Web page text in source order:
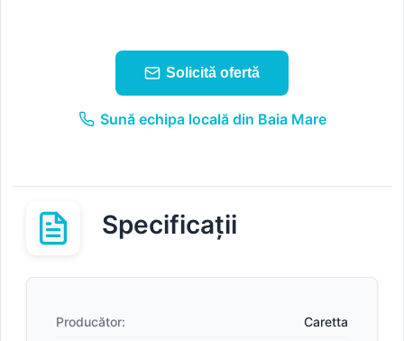
Solicită ofertă
Sună echipa locală din Baia Mare
Specificații
Producător: Caretta